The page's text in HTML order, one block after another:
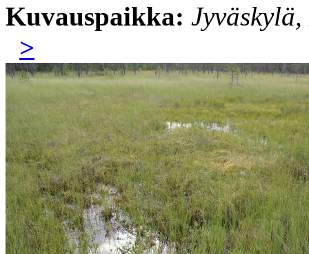
Kuvauspaikka:
>